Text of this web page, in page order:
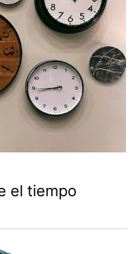
el tiempo